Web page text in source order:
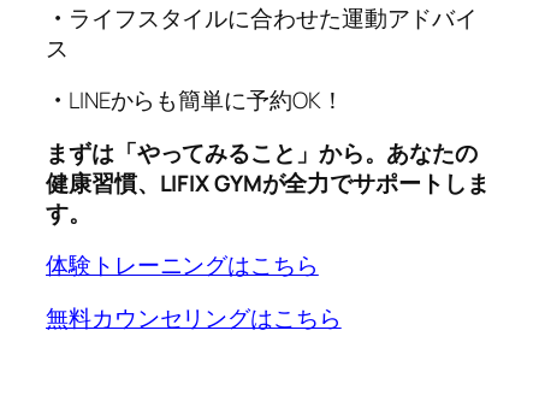
・ ライフスタイルに合わせた運動アドバイ
ス
・ LINEからも簡単に予約OK！
まずは「やってみること」から。あなたの
健康習慣、LIFIX GYMが全力でサポートしま
す。
体験トレーニングはこちら
無料カウンセリングはこちら